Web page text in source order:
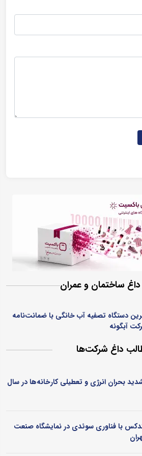
ساختمان و عمران
دستگاه تصفیه آب خانگی با ضمانت‌نامه
آبگونه
داغ شرکت‌ها
بحران انرژی و تعطیلی کارخانه‌ها در سال
با فناوری سوئدی در نمایشگاه صنعت